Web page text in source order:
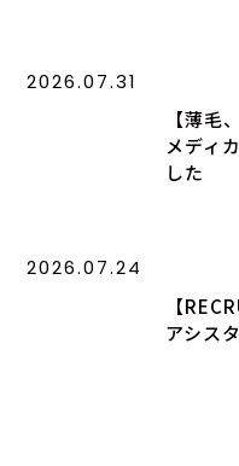
2026.07.31
【薄毛
メディ
した
2026.07.24
【
アシス